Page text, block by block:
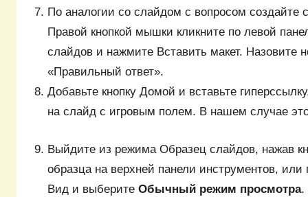
По аналогии со слайдом с вопросом создайте
Правой кнопкой мышки кликните по левой
слайдов и нажмите Вставить макет. Назовите
«Правильный ответ».
Добавьте кнопку Домой и вставьте
на слайд с игровым полем. В нашем случае
Выйдите из режима Образец слайдов, нажав
образца на верхней панели инструментов, или
Вид и выберитеОбычный режим просмотра.